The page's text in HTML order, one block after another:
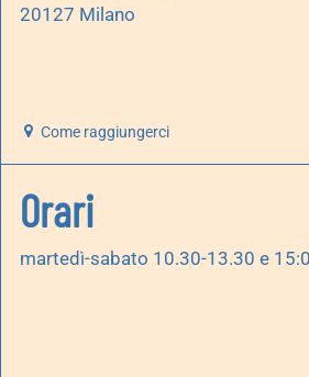
20127 Milano
Come raggiungerci
Orari
martedì-sabato 10.30-13.30 e